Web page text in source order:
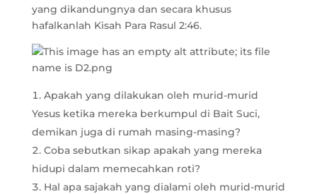
yang dikandungnya dan secara khusus
hafalkanlah Kisah Para Rasul 2:46.
Apakah yang dilakukan oleh murid-murid
Yesus ketika mereka berkumpul di Bait Suci,
demikan juga di rumah masing-masing?
Coba sebutkan sikap apakah yang mereka
hidupi dalam memecahkan roti?
Hal apa sajakah yang dialami oleh murid-murid